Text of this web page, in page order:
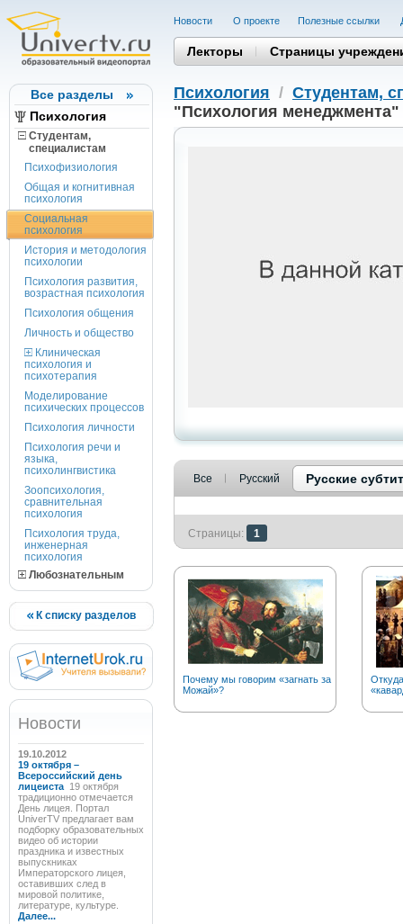
Все разделы
Психология
Студентам,
cпециалистам
Психофизиология
Общая и когнитивная
психология
Социальная
психология
История и методология
психологии
Психология развития,
возрастная психология
Психология общения
Личность и общество
Клиническая
психология и
психотерапия
Моделирование
психических процессов
Психология личности
Психология речи и
языка,
психолингвистика
Зоопсихология,
сравнительная
психология
Психология труда,
инженерная
психология
Любознательным
К списку разделов
Новости
19.10.2012
19 октября –
Всероссийский день
лицеиста 19 октября
традиционно отмечается
День лицея. Портал
UniverTV предлагает вам
подборку образовательных
видео об истории
праздника и известных
выпускниках
Императорского лицея,
оставивших след в
мировой политике,
литературе, культуре.
Далее...
Новости О проекте Полезные cсылки
Лекторы Страницы
Психология / Студентам,
"Психология менеджмента"
Все Русский Русские
Страницы: 1
Почему мы говорим «загнать за
Можай»?